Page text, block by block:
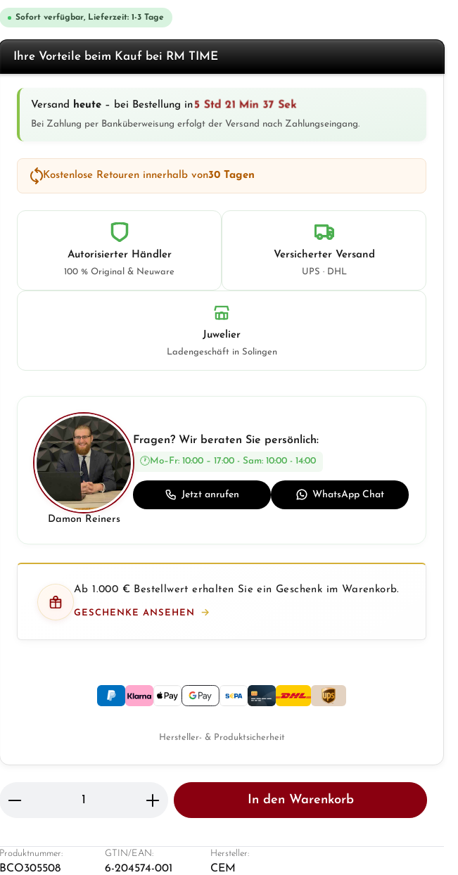
Sofort verfügbar, Lieferzeit: 1-3 Tage
Ihre Vorteile beim Kauf bei RM TIME
Versand heute – bei Bestellung in5 Std 21 Min 35 Sek
Bei Zahlung per Banküberweisung erfolgt der Versand nach Zahlungseingang.
Kostenlose Retouren innerhalb von30 Tagen
Autorisierter Händler
100 % Original & Neuware
Versicherter Versand
UPS · DHL
Juwelier
Ladengeschäft in Solingen
Damon Reiners
Fragen? Wir beraten Sie persönlich:
Mo–Fr: 10:00 – 17:00 - Sam: 10:00 - 14:00
Jetzt anrufen WhatsApp Chat
Ab 1.000 € Bestellwert erhalten Sie ein Geschenk im Warenkorb.
GESCHENKE ANSEHEN
Hersteller- & Produktsicherheit
Produkt Anzahl: Gib den gewünschten Wert ein oder
In den Warenkorb
Produktnummer:
BCO305508
GTIN/EAN:
6-204574-001
Hersteller:
CEM